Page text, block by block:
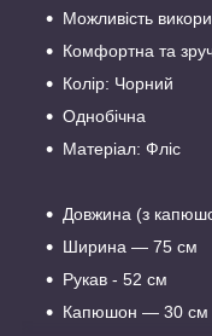
Можливість
Комфортна та
Колір: Чорний
Однобічна
Матеріал: Фліс
Довжина (з
Ширина — 75 см
Рукав - 52 см
Капюшон — 30 см